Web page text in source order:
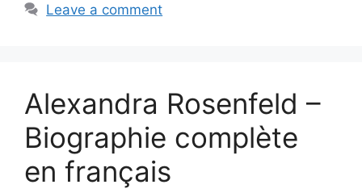
Leave a comment
Alexandra Rosenfeld –
Biographie complète
en français